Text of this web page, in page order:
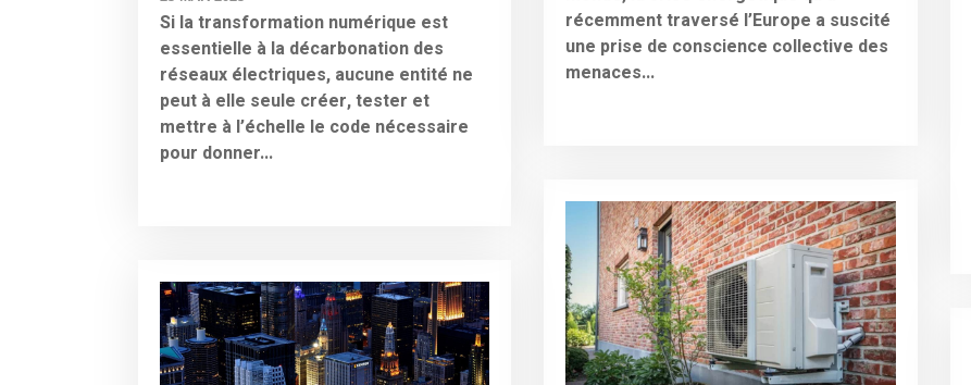
Si la transformation numérique est
essentielle à la décarbonation des
réseaux électriques, aucune entité ne
peut à elle seule créer, tester et
mettre à l’échelle le code nécessaire
pour donner...
récemment traversé l’Europe a suscité
une prise de conscience collective des
menaces...